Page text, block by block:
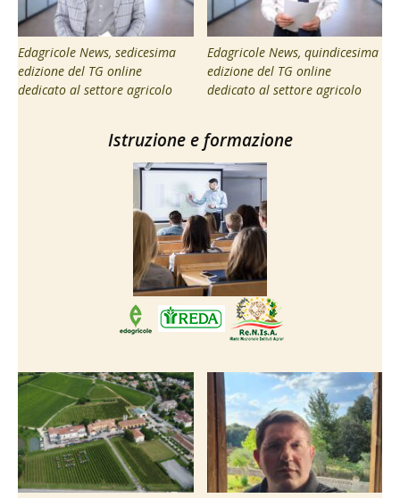
Edagricole News, sedicesima
edizione del TG online
dedicato al settore agricolo
Edagricole News, quindicesima
edizione del TG online
dedicato al settore agricolo
Istruzione e formazione